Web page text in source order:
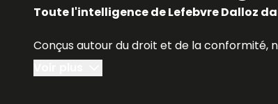
Toute l'intelligence de Lefebvre Dalloz
Conçus autour du droit et de la conformité,